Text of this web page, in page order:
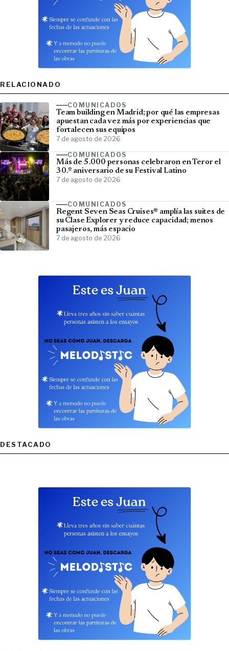
RELACIONADO
COMUNICADOS
Team building en Madrid; por qué las empresas
apuestan cada vez más por experiencias que
fortalecen sus equipos
7 de agosto de 2026
COMUNICADOS
Más de 5.000 personas celebraron en Teror el
30.º aniversario de su Festival Latino
7 de agosto de 2026
COMUNICADOS
Regent Seven Seas Cruises® amplía las suites de
su Clase Explorer y reduce capacidad; menos
pasajeros, más espacio
7 de agosto de 2026
DESTACADO